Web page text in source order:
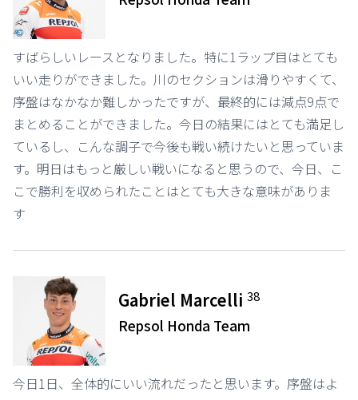
すばらしいレースとなりました。特に1ラップ目はとても
いい走りができました。川のセクションは滑りやすくて、
序盤はなかなか難しかったですが、最終的には減点9点で
まとめることができました。今日の結果にはとても満足し
ているし、こんな調子で今後も戦い続けたいと思っていま
す。明日はもっと厳しい戦いになると思うので、今日、こ
こで勝利を収められたことはとても大きな意味がありま
す
Gabriel Marcelli38
Repsol Honda Team
今日1日、全体的にいい流れだったと思います。序盤はよ